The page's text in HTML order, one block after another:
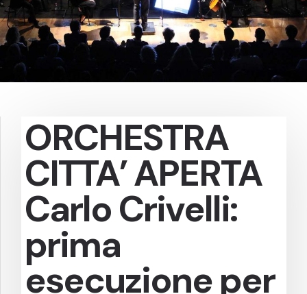
ORCHESTRA
CITTA’ APERTA
Carlo Crivelli:
prima
esecuzione per